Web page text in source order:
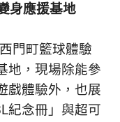
身應援基地
門町籃球體驗
地，現場除能參
戲體驗外，也展
紀念冊」與超可